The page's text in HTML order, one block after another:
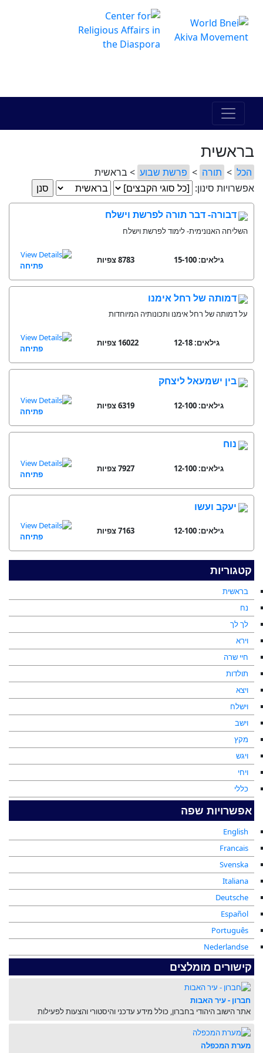
קטגוריות
בראשית
נח
לך לך
וירא
חיי שרה
תולדות
ויצא
וישלח
וישב
מקץ
ויגש
ויחי
כללי
בראשית
הכל > תורה > פרשת שבוע > בראשית
אפשרויות סינון:
דבורה- דבר תורה לפרשת וישלח
השליחה האנונימית- לימוד לפרשת וישלח
גילאים: 15-100 8783 צפיות
פתיחה
דמותה של רחל אימנו
על דמותה של רחל אימנו ותכונותיה המיוחדות
גילאים: 12-18 16022 צפיות
פתיחה
בין ישמעאל ליצחק
גילאים: 12-100 6319 צפיות
פתיחה
נוח
גילאים: 12-100 7927 צפיות
פתיחה
יעקב ועשו
גילאים: 12-100 7163 צפיות
פתיחה
אפשרויות שפה
English
Francais
Svenska
Italiana
Deutsche
Español
Português
Nederlandse
קישורים מומלצים
חברון - עיר האבות
אתר הישוב היהודי בחברון, כולל מידע עדכני והיסטורי והצעות לפעילות
מערת המכפלה